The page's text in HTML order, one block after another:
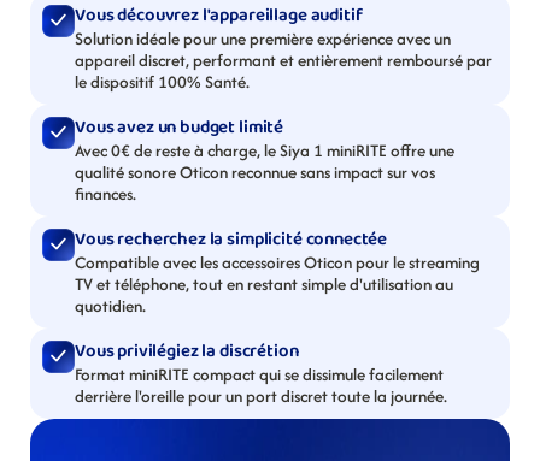
Vous découvrez l'appareillage auditif
Solution idéale pour une première expérience avec un
appareil discret, performant et entièrement remboursé par
le dispositif 100% Santé.
Vous avez un budget limité
Avec 0€ de reste à charge, le Siya 1 miniRITE offre une
qualité sonore Oticon reconnue sans impact sur vos
finances.
Vous recherchez la simplicité connectée
Compatible avec les accessoires Oticon pour le streaming
TV et téléphone, tout en restant simple d'utilisation au
quotidien.
Vous privilégiez la discrétion
Format miniRITE compact qui se dissimule facilement
derrière l'oreille pour un port discret toute la journée.